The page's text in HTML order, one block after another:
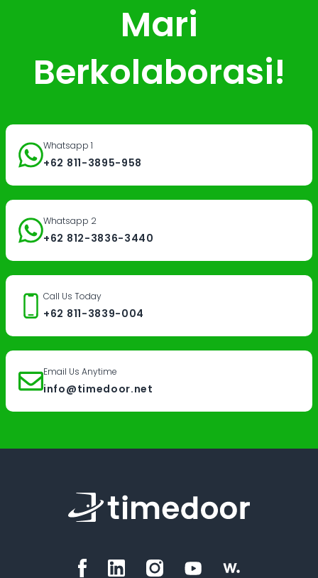
Mari
Berkolaborasi!
Whatsapp 1
+62 811-3895-958
Whatsapp 2
+62 812-3836-3440
Call Us Today
+62 811-3839-004
Email Us Anytime
info@timedoor.net